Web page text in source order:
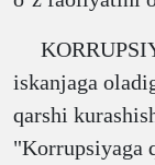
iskanjaga
qarshi
"Korrupsiyaga